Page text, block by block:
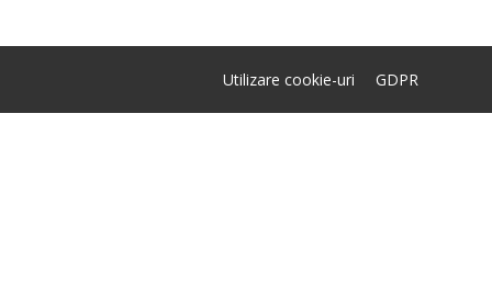
Utilizare cookie-uri GDPR